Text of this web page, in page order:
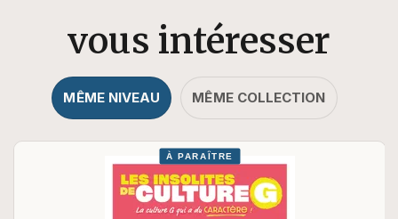
vous intéresser
MÊME NIVEAU MÊME COLLECTION
À PARAÎTRE